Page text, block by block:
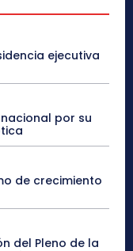
ejecutiva
por su
de crecimiento
del Pleno de la